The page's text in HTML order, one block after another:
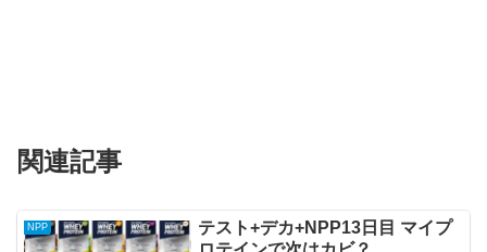
関連記事
NPP
テスト+デカ+NPP13日目 マイプ